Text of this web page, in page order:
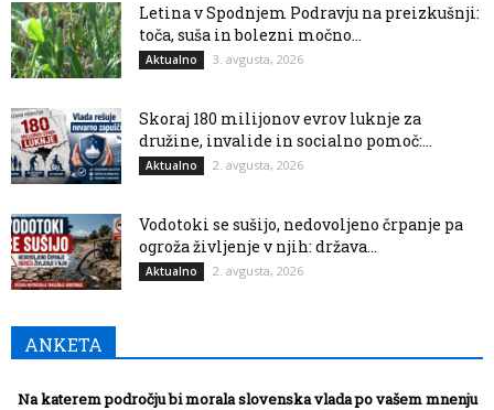
Letina v Spodnjem Podravju na preizkušnji:
toča, suša in bolezni močno...
Aktualno 3. avgusta, 2026
Skoraj 180 milijonov evrov luknje za
družine, invalide in socialno pomoč:...
Aktualno 2. avgusta, 2026
Vodotoki se sušijo, nedovoljeno črpanje pa
ogroža življenje v njih: država...
Aktualno 2. avgusta, 2026
ANKETA
Na katerem področju bi morala slovenska vlada po vašem mnenju